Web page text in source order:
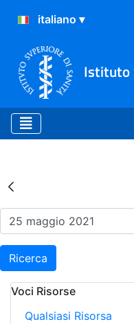
Istituto
Risultati
Ricerca
Voci Risorse
Qualsiasi Risorsa